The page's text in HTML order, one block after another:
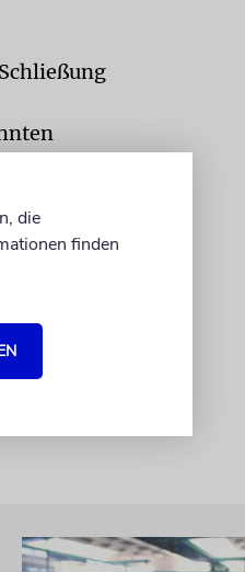
Betreiber
der
die
finden